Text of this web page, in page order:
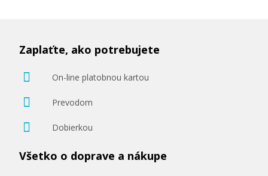
Zaplaťte, ako potrebujete
On-line platobnou kartou
Prevodom
Dobierkou
Všetko o doprave a nákupe